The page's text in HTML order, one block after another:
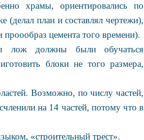
храмы, ориентировались по
(делал план и составлял чертежи),
цемента того времени).
лож должны были обучаться
блоки не того размера,
Возможно, по числу частей,
на 14 частей, потому что в
«строительный трест».